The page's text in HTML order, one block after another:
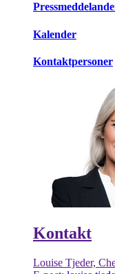
Kalender
Kontaktpersoner
Kontakt
Louise Tjeder,